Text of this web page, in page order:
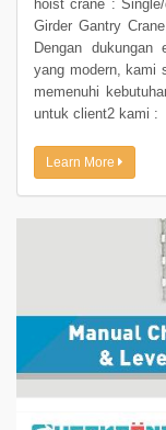
hoist crane :
Girder Gantry
Dengan dukungan
yang modern, kami
memenuhi
untuk client2 kami :
Learn More